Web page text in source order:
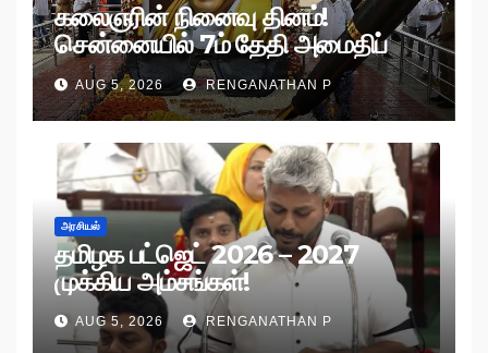
கலைஞரின் நினைவு தினம்!
சென்னையில் 7ம் தேதி அமைதிப்
பேரணி!
AUG 5, 2026 RENGANATHAN P
அரசியல்
தமிழக பட்ஜெட் 2026 – 2027
முக்கிய அம்சங்கள்!
AUG 5, 2026 RENGANATHAN P